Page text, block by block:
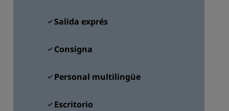
Salida exprés
Consigna
Personal multilingüe
Escritorio